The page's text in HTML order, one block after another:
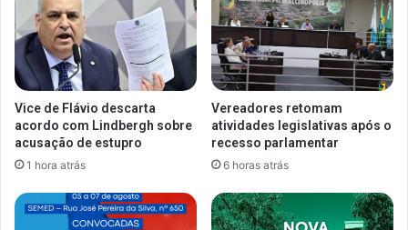
Vice de Flávio descarta
acordo com Lindbergh sobre
acusação de estupro
1 hora atrás
Vereadores retomam
atividades legislativas após o
recesso parlamentar
6 horas atrás